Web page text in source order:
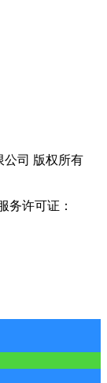
公司 版权所有
务许可证：